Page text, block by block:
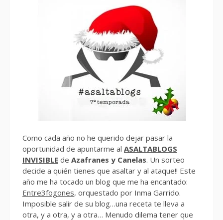
Como cada año no he querido dejar pasar la
oportunidad de apuntarme al ASALTABLOGS
INVISIBLE de Azafranes y Canelas. Un sorteo
decide a quién tienes que asaltar y al ataque!! Este
año me ha tocado un blog que me ha encantado:
Entre3fogones, orquestado por Inma Garrido.
Imposible salir de su blog…una receta te lleva a
otra, y a otra, y a otra… Menudo dilema tener que